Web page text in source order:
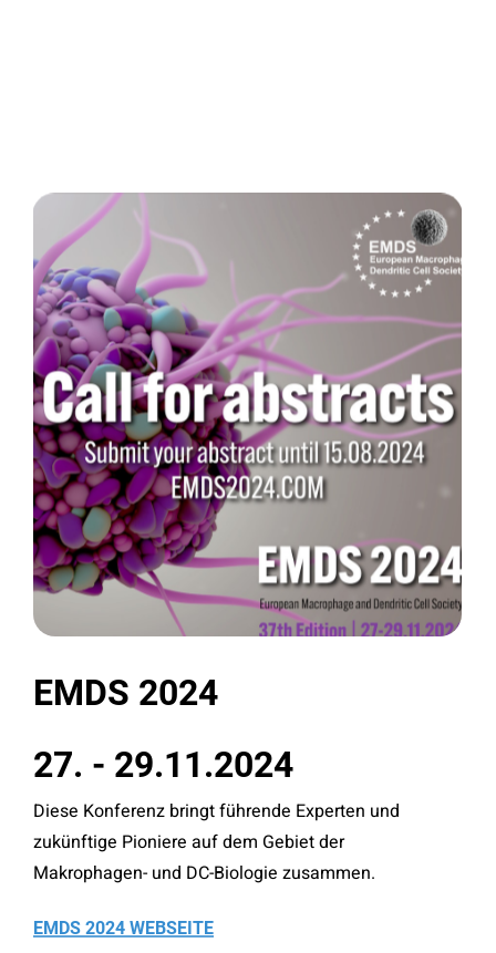
EMDS 2024
27. - 29.11.2024
Diese Konferenz bringt führende Experten und
zukünftige Pioniere auf dem Gebiet der
Makrophagen- und DC-Biologie zusammen.
EMDS 2024 WEBSEITE